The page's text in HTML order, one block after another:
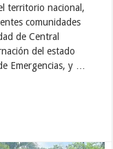
territorio nacional,
comunidades
de Central
del estado
Emergencias, y …